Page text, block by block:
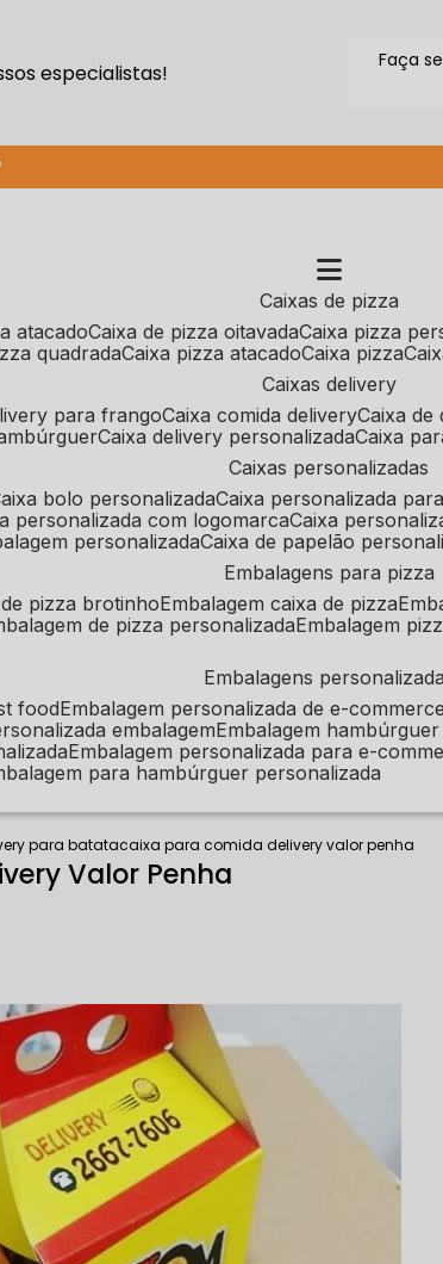
especialistas!
Faça
caixas de pizza
atacado caixa de pizza oitavada caixa pizza
quadrada caixa pizza atacado caixa pizza
caixas delivery
para frango caixa comida delivery caixa
caixa delivery personalizada caixa
caixas personalizadas
caixa bolo personalizada caixa personalizada
personalizada com logomarca caixa
personalizada caixa de papelão
embalagens para pizza
de pizza brotinho embalagem caixa de pizza
de pizza personalizada embalagem
embalagens
food embalagem personalizada de e-commerce
embalagem embalagem
embalagem personalizada para e-
para hambúrguer personalizada
para batatacaixa para comida delivery valor penha
Valor Penha